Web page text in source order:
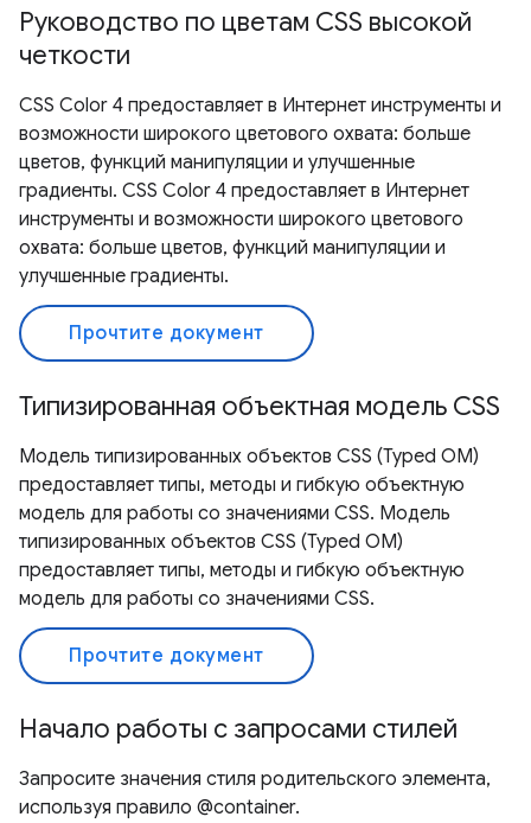
Руководство по цветам CSS высокой
четкости
CSS Color 4 предоставляет в Интернет инструменты и
возможности широкого цветового охвата: больше
цветов, функций манипуляции и улучшенные
градиенты. CSS Color 4 предоставляет в Интернет
инструменты и возможности широкого цветового
охвата: больше цветов, функций манипуляции и
улучшенные градиенты.
Прочтите документ
Типизированная объектная модель CSS
Модель типизированных объектов CSS (Typed OM)
предоставляет типы, методы и гибкую объектную
модель для работы со значениями CSS. Модель
типизированных объектов CSS (Typed OM)
предоставляет типы, методы и гибкую объектную
модель для работы со значениями CSS.
Прочтите документ
Начало работы с запросами стилей
Запросите значения стиля родительского элемента,
используя правило @container.